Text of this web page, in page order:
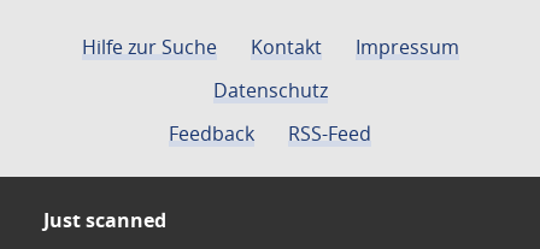
Hilfe zur Suche Kontakt
Impressum
Datenschutz
Feedback
RSS-Feed
Just scanned